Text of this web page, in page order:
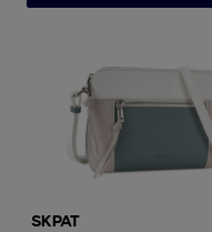
SKPAT